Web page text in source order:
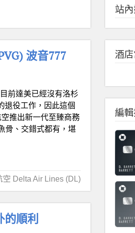
波音777
前達美已經沒有洛杉
退役工作，因此這個
推出新一代至臻商務
骨、交錯式都有，堪
空 Delta Air Lines (DL)
順利
站
酒
編